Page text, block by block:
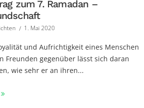
zum 7. Ramadan –
1. Mai 2020
und Aufrichtigkeit eines Menschen
Freunden gegenüber lässt sich daran
wie sehr er an ihren...